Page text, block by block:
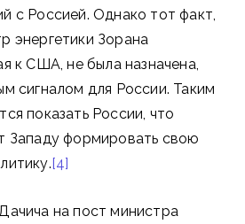
с Россией. Однако тот факт,
энергетики Зорана
к США, не была назначена,
сигналом для России. Таким
показать России, что
Западу формировать свою
[4]
на пост министра